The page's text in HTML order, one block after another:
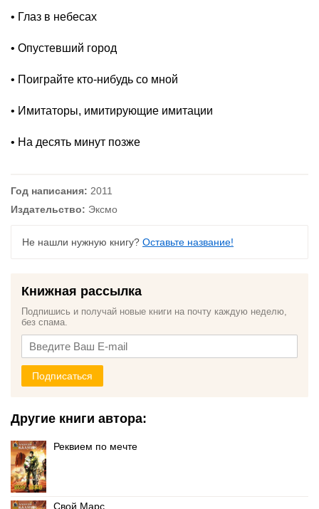
• Глаз в небесах
• Опустевший город
• Поиграйте кто-нибудь со мной
• Имитаторы, имитирующие имитации
• На десять минут позже
Год написания: 2011
Издательство: Эксмо
Не нашли нужную книгу? Оставьте название!
Книжная рассылка
Подпишись и получай новые книги на почту каждую неделю,
без спама.
Подписаться
Другие книги автора:
Реквием по мечте
Свой Марс